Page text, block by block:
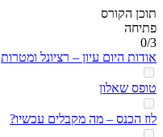
תוכן הקורס
פתיחה
0/3
אודות היום עיון – רציונל ומטרות
טופס שאלון
לוז הכנס – מה מקבלים עכשיו?